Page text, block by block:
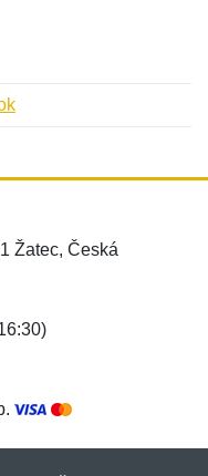
Žatec, Česká